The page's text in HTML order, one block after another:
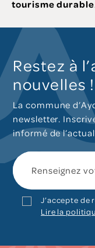
tourisme durable
Restez à
nouvelles !
La commune
newsletter.
informé de
J’accepte de
Lire la